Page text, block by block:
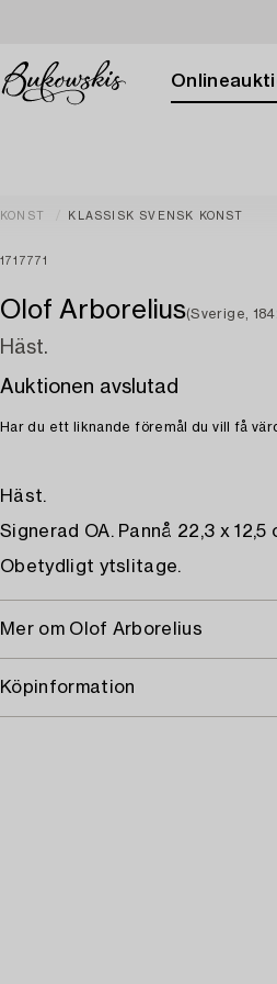
KONST KLASSISK SVENSK KONST
1717771
Olof Arborelius(Sverige,
Häst.
Auktionen avslutad
Har du ett liknande föremål du vill få
Häst.
Signerad OA. Pannå 22,3 x 12,5
Obetydligt ytslitage.
Mer om Olof Arborelius
Köpinformation